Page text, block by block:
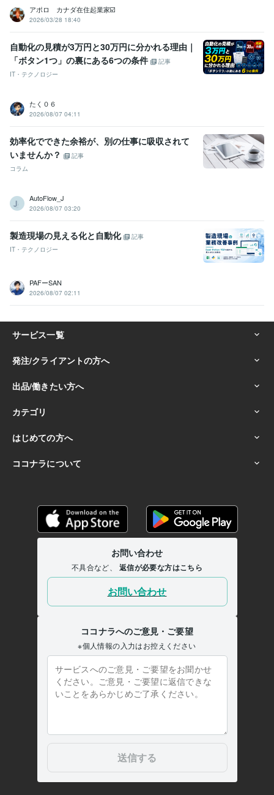
アポロ カナダ在住起業家☑️
2026/03/28 18:40
自動化の見積が3万円と30万円に分かれる理由｜
「ボタン1つ」の裏にある6つの条件
記事
IT・テクノロジー
たく０６
2026/08/07 04:11
効率化でできた余裕が、別の仕事に吸収されて
いませんか？
記事
コラム
AutoFlow_J
2026/08/07 03:20
製造現場の見える化と自動化
記事
IT・テクノロジー
PAFーSAN
2026/08/07 02:11